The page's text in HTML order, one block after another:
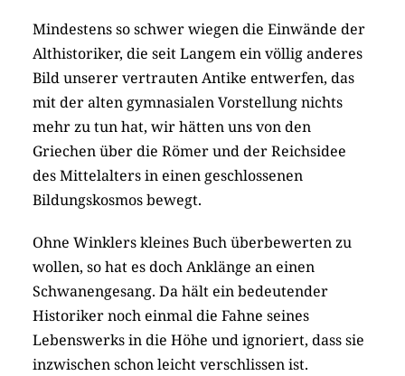
Mindestens so schwer wiegen die Einwände der
Althistoriker, die seit Langem ein völlig anderes
Bild unserer vertrauten Antike entwerfen, das
mit der alten gymnasialen Vorstellung nichts
mehr zu tun hat, wir hätten uns von den
Griechen über die Römer und der Reichsidee
des Mittelalters in einen geschlossenen
Bildungskosmos bewegt.
Ohne Winklers kleines Buch überbewerten zu
wollen, so hat es doch Anklänge an einen
Schwanengesang. Da hält ein bedeutender
Historiker noch einmal die Fahne seines
Lebenswerks in die Höhe und ignoriert, dass sie
inzwischen schon leicht verschlissen ist.